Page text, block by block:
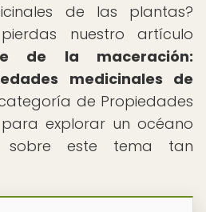
de las plantas?
nuestro artículo
de la maceración:
medicinales de
de Propiedades
explorar un océano
sobre este tema tan